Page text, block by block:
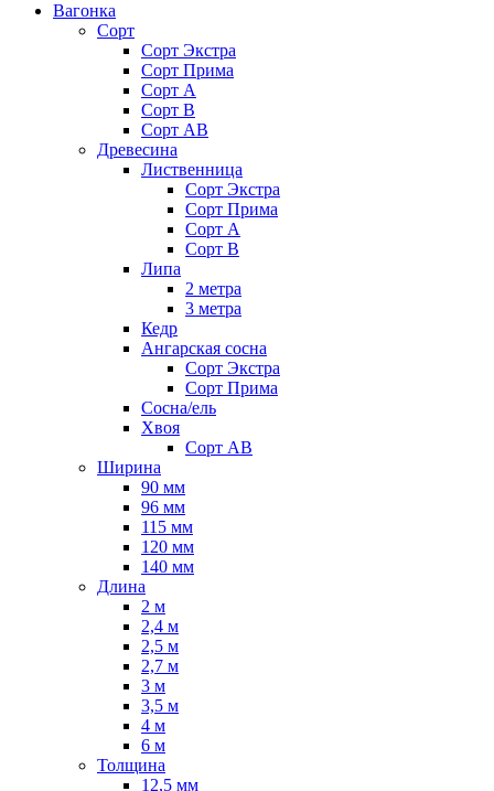
Вагонка
Сорт
Сорт Экстра
Сорт Прима
Сорт A
Сорт В
Сорт AB
Древесина
Лиственница
Сорт Экстра
Сорт Прима
Сорт А
Сорт В
Липа
2 метра
3 метра
Кедр
Ангарская сосна
Cорт Экстра
Сорт Прима
Сосна/ель
Хвоя
Сорт AB
Ширина
90 мм
96 мм
115 мм
120 мм
140 мм
Длина
2 м
2,4 м
2,5 м
2,7 м
3 м
3,5 м
4 м
6 м
Толщина
12,5 мм